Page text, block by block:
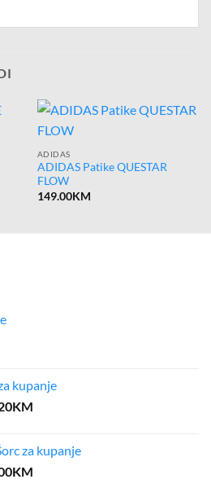
ADIDAS
ADIDAS Patike QUESTAR
FLOW
149.00KM
kupanje
KMCurrent
31.20KM.
za kupanje
KMCurrent